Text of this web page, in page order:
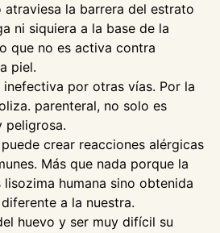
atraviesa la barrera del estrato
ni siquiera a la base de la
que no es activa contra
piel.
inefectiva por otras vías. Por la
parenteral, no solo es
peligrosa.
crear reacciones alérgicas
Más que nada porque la
humana sino obtenida
a la nuestra.
huevo y ser muy difícil su